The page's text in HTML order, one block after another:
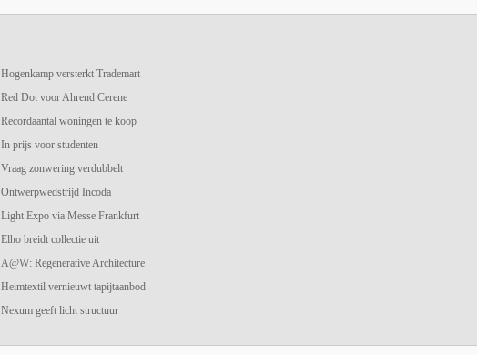
Hogenkamp versterkt Trademart
Red Dot voor Ahrend Cerene
Recordaantal woningen te koop
In prijs voor studenten
Vraag zonwering verdubbelt
Ontwerpwedstrijd Incoda
Light Expo via Messe Frankfurt
Elho breidt collectie uit
A@W: Regenerative Architecture
Heimtextil vernieuwt tapijtaanbod
Nexum geeft licht structuur